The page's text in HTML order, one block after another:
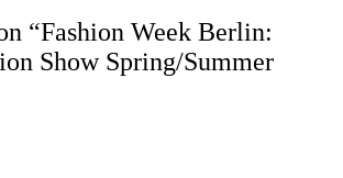
“Fashion Week Berlin:
Show Spring/Summer